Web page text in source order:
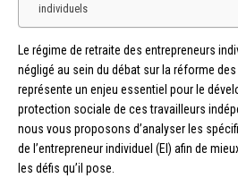
individuels
Le régime de retraite des entrepreneurs
négligé au sein du débat sur la réforme
représente un enjeu essentiel pour le
protection sociale de ces travailleurs
nous vous proposons d’analyser les
de l’entrepreneur individuel (EI) afin de
les défis qu’il pose.